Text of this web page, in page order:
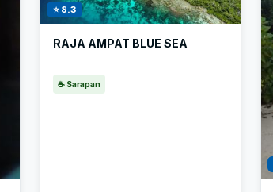
⭐ 8.3
RAJA AMPAT BLUE SEA
☕ Sarapan